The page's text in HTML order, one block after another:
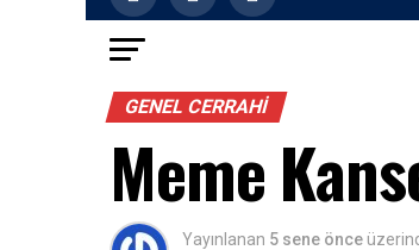
GENEL CERRAHI
Meme
Yayınlanan 5 sene önce